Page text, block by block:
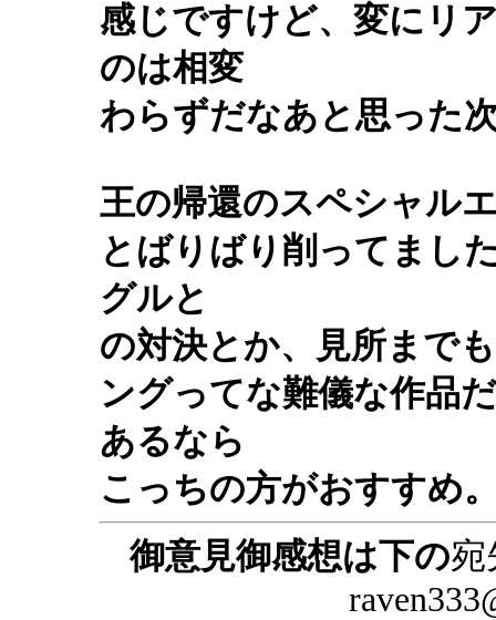
感じですけど、変にリ
のは相変
わらずだなあと思った
王の帰還のスペシャル
とばりばり削ってまし
グルと
の対決とか、見所まで
ングってな難儀な作品
あるなら
こっちの方がおすすめ
御意見御感想は下の宛